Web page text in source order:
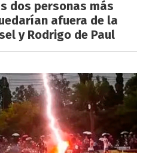
dos personas más
afuera de la
y Rodrigo de Paul